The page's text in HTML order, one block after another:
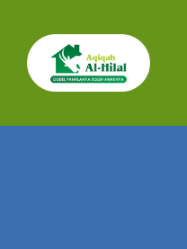
Cari